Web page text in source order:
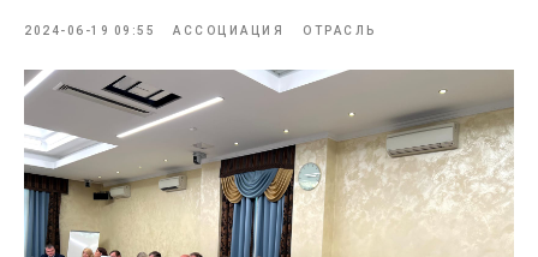
2024-06-19 09:55 АССОЦИАЦИЯ ОТРАСЛЬ